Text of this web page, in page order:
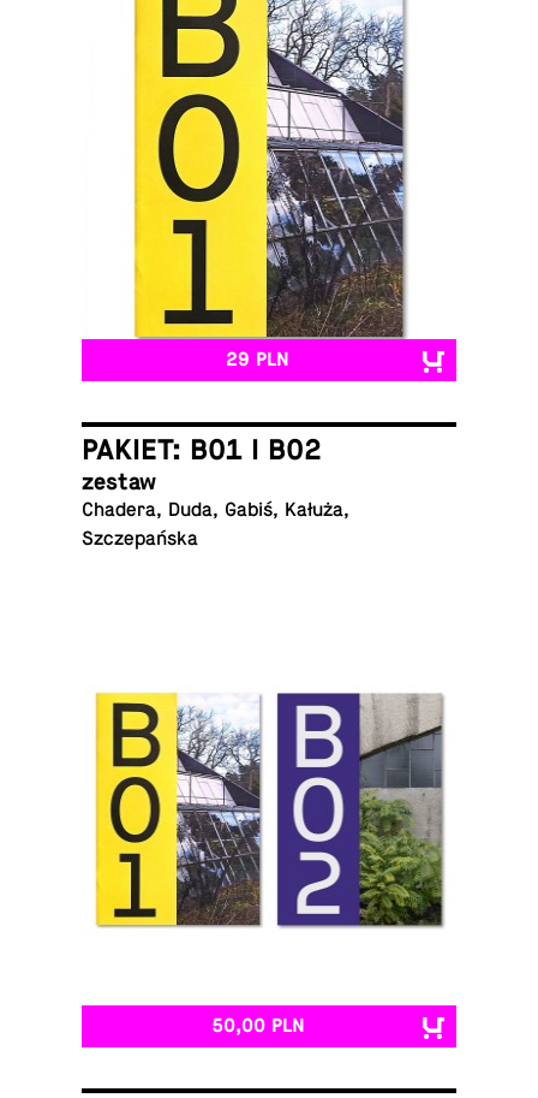
29 PLN
PAKIET: B01 I B02
zestaw
Chadera, Duda, Gabiś, Kałuża,
Szczepańska
50,00 PLN